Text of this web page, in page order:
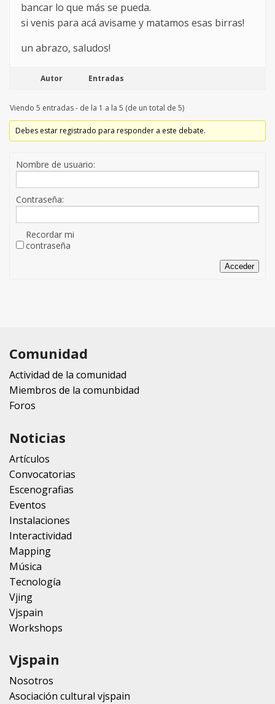
bancar lo que más se pueda.
si venis para acá avisame y matamos esas birras!
un abrazo, saludos!
Autor Entradas
Viendo 5 entradas - de la 1 a la 5 (de un total de 5)
Debes estar registrado para responder a este debate.
Nombre de usuario:
Contraseña:
Recordar mi
contraseña
Acceder
Comunidad
Actividad de la comunidad
Miembros de la comunbidad
Foros
Noticias
Artículos
Convocatorias
Escenografias
Eventos
Instalaciones
Interactividad
Mapping
Música
Tecnología
Vjing
Vjspain
Workshops
Vjspain
Nosotros
Asociación cultural vjspain